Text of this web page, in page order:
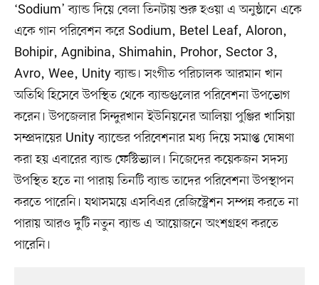
‘Sodium’ ব্যান্ড দিয়ে বেলা তিনটায় শুরু হওয়া এ অনুষ্ঠানে একে
একে গান পরিবেশন করে Sodium, Betel Leaf, Aloron,
Bohipir, Agnibina, Shimahin, Prohor, Sector 3,
Avro, Wee, Unity ব্যান্ড। সংগীত পরিচালক আরমান খান
অতিথি হিসেবে উপস্থিত থেকে ব্যান্ডগুলোর পরিবেশনা উপভোগ
করেন। উপজেলার সিন্দুরখান ইউনিয়নের আলিয়া পুঞ্জির খাসিয়া
সম্প্রদায়ের Unity ব্যান্ডের পরিবেশনার মধ্য দিয়ে সমাপ্ত ঘোষণা
করা হয় এবারের ব্যান্ড ফেস্টিভ্যাল। নিজেদের কয়েকজন সদস্য
উপস্থিত হতে না পারায় তিনটি ব্যান্ড তাদের পরিবেশনা উপস্থাপন
করতে পারেনি। যথাসময়ে এসবিএর রেজিস্ট্রেশন সম্পন্ন করতে না
পারায় আরও দুটি নতুন ব্যান্ড এ আয়োজনে অংশগ্রহণ করতে
পারেনি।